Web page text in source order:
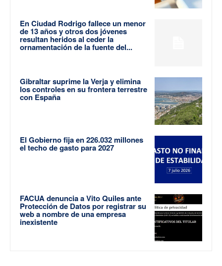
En Ciudad Rodrigo fallece un menor
de 13 años y otros dos jóvenes
resultan heridos al ceder la
ornamentación de la fuente del...
Gibraltar suprime la Verja y elimina
los controles en su frontera terrestre
con España
El Gobierno fija en 226.032 millones
el techo de gasto para 2027
FACUA denuncia a Vito Quiles ante
Protección de Datos por registrar su
web a nombre de una empresa
inexistente